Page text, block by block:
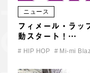
ニュース
フィメール・ラ
動スタート！…
# HIP HOP # Mi-mi